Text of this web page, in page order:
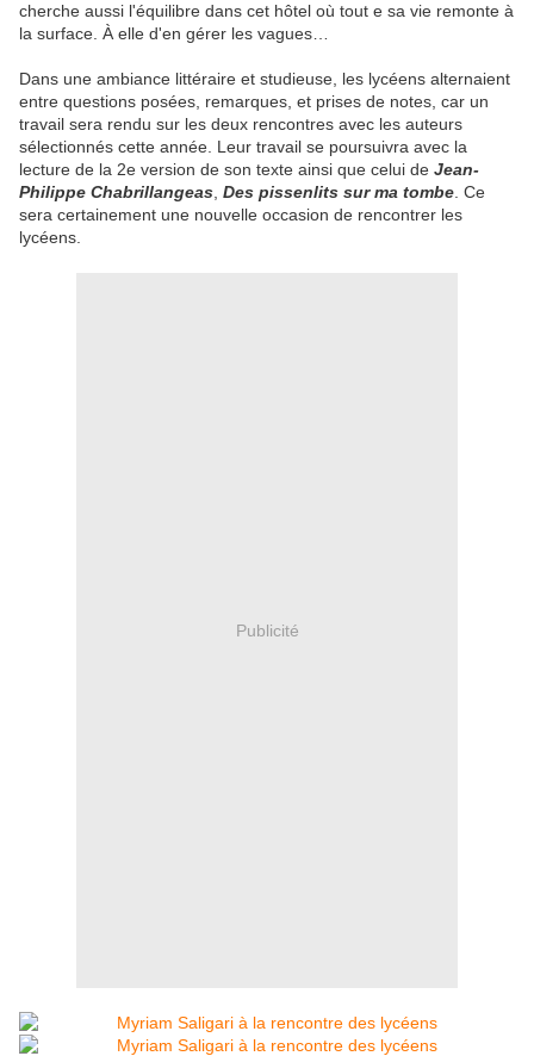
cherche aussi l'équilibre dans cet hôtel où tout e sa vie remonte à
la surface. À elle d'en gérer les vagues…
Dans une ambiance littéraire et studieuse, les lycéens alternaient
entre questions posées, remarques, et prises de notes, car un
travail sera rendu sur les deux rencontres avec les auteurs
sélectionnés cette année. Leur travail se poursuivra avec la
lecture de la 2e version de son texte ainsi que celui de Jean-
Philippe Chabrillangeas Des pissenlits sur ma tombe . Ce
sera certainement une nouvelle occasion de rencontrer les
lycéens.
Publicité